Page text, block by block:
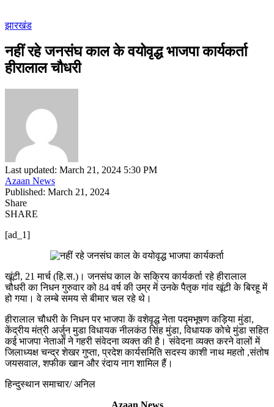
झारखंड
नहीं रहे जनसंघ काल के वयोवृद्ध भाजपा कार्यकर्ता
हीरालाल चौधरी
Last updated: March 21, 2024 5:30 PM
Azaan News
Published: March 21, 2024
Share
SHARE
[ad_1]
खूंटी, 21 मार्च (हि.स.)। जनसंघ काल के सक्रिय कार्यकर्ता रहे हीरालाल
चौधरी का निधन गुरुवार को 84 वर्ष की उम्र में उनके पैतृक गांव खूंटी के बिरहू में
हो गया। वे लम्बे समय से बीमार चल रहे थे।
हीरालाल चौधरी के निधन पर भाजपा कें वशेवृद्ध नेता पद्मभूषण कड़िया मुंडा,
केंद्रीय मंत्री अर्जुन मुडा विधायक नीलकंठ सिंह मुंडा, विधायक कोचे मुंडा सहित
कई भाजपा नेताओं ने गहरी संवेदना व्यक्त की है। संवेदना व्यक्त करने वालों में
जिलाध्यक्ष चन्द्र शेखर गुप्ता, प्रदेश कार्यसमिति सदस्य काशी नाथ महतो ,संतोष
जयसवाल, शफीक खान और रंदाय नाग शामिल हैं।
हिन्दुस्थान समाचार/ अनिल
Azaan News